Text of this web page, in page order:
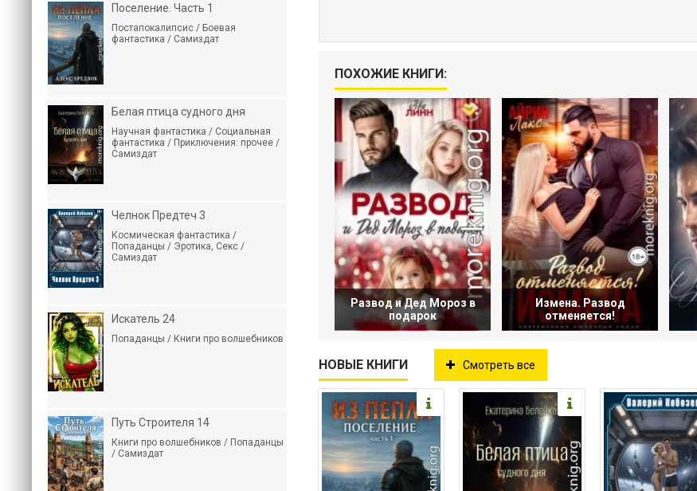
ПОХОЖИЕ КНИГИ:
Развод и Дед Мороз в
подарок
Измена. Развод
отменяется!
НОВЫЕ КНИГИ Смотреть все
Поселение. Часть 1
Постапокалипсис / Боевая
фантастика / Самиздат
Белая птица судного дня
Научная фантастика / Социальная
фантастика / Приключения: прочее /
Самиздат
Челнок Предтеч 3
Космическая фантастика /
Попаданцы / Эротика, Секс /
Самиздат
Искатель 24
Попаданцы / Книги про волшебников
Путь Строителя 14
Книги про волшебников / Попаданцы
/ Самиздат